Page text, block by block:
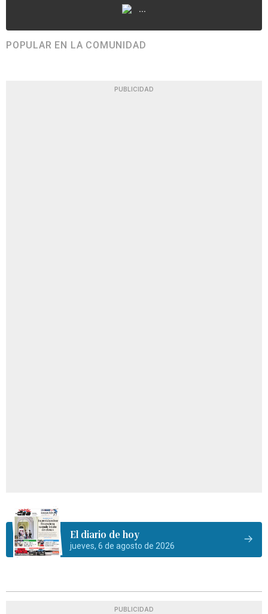
...
POPULAR EN LA COMUNIDAD
PUBLICIDAD
El diario de hoy
jueves, 6 de agosto de 2026
PUBLICIDAD